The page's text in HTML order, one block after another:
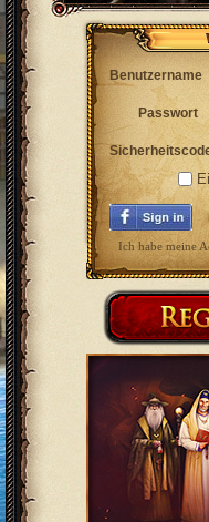
Benutzername
Passwort
Sicherheitscode
Ich habe meine